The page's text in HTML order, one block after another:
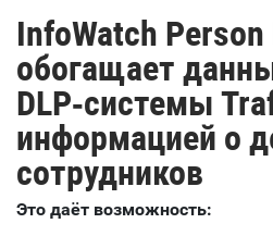
InfoWatch
обогащает
DLP‑системы
информацией о
сотрудников
Это даёт возможность: